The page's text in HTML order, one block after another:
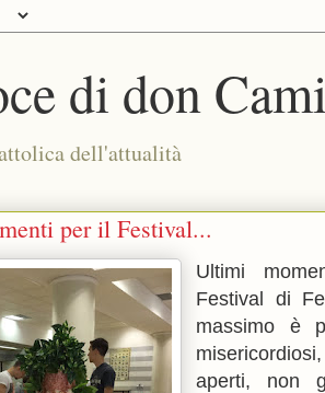
di don
dell'attualità
per il Festival...
Ultimi
Festival di
massimo è
aperti, non